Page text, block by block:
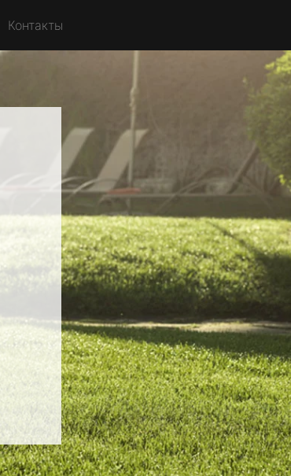
Контакты